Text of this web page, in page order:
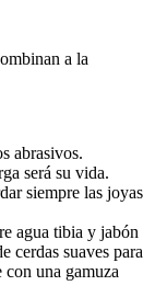
a la
abrasivos.
será su vida.
siempre las joyas
agua tibia y jabón
cerdas suaves para
una gamuza